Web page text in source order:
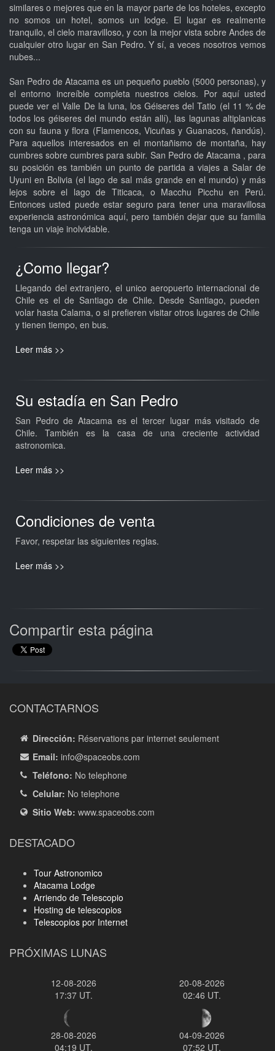
similares o mejores que en la mayor parte de los hoteles, excepto
no somos un hotel, somos un lodge. El lugar es realmente
tranquilo, el cielo maravilloso, y con la mejor vista sobre Andes de
cualquier otro lugar en San Pedro. Y sí, a veces nosotros vemos
nubes...
San Pedro de Atacama es un pequeño pueblo (5000 personas), y
el entorno increíble completa nuestros cielos. Por aquí usted
puede ver el Valle De la luna, los Géiseres del Tatio (el 11 % de
todos los géiseres del mundo están allí), las lagunas altiplanicas
con su fauna y flora (Flamencos, Vicuñas y Guanacos, ñandús).
Para aquellos interesados en el montañismo de montaña, hay
cumbres sobre cumbres para subir. San Pedro de Atacama , para
su posición es también un punto de partida a viajes a Salar de
Uyuni en Bolivia (el lago de sal más grande en el mundo) y más
lejos sobre el lago de Titicaca, o Macchu Picchu en Perú.
Entonces usted puede estar seguro para tener una maravillosa
experiencia astronómica aquí, pero también dejar que su familia
tenga un viaje inolvidable.
¿Como llegar?
Llegando del extranjero, el unico aeropuerto internacional de
Chile es el de Santiago de Chile. Desde Santiago, pueden
volar hasta Calama, o si prefieren visitar otros lugares de Chile
y tienen tiempo, en bus.
Leer más >>
Su estadía en San Pedro
San Pedro de Atacama es el tercer lugar más visitado de
Chile. También es la casa de una creciente actividad
astronomica.
Leer más >>
Condiciones de venta
Favor, respetar las siguientes reglas.
Leer más >>
Compartir esta página
CONTACTARNOS
Dirección: Réservations par internet seulement
Email: info@spaceobs.com
Teléfono: No telephone
Celular: No telephone
Sitio Web: www.spaceobs.com
DESTACADO
Tour Astronomico
Atacama Lodge
Arriendo de Telescopio
Hosting de telescopios
Telescopios por Internet
PRÓXIMAS LUNAS
12-08-2026
17:37 UT.
20-08-2026
02:46 UT.
28-08-2026
04:19 UT.
04-09-2026
07:52 UT.